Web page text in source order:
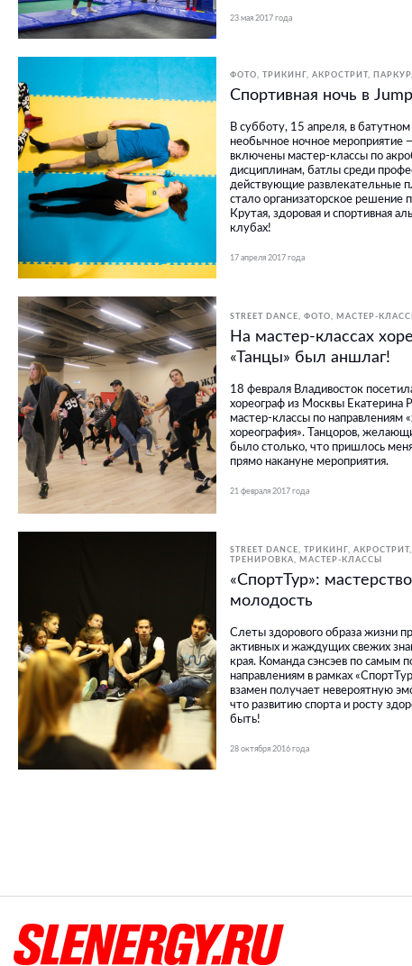
23 мая 2017 года
ФОТО ТРИКИНГ, АКРОСТРИТ,
Спортивная ночь в
В субботу, 15 апреля, в
необычное ночное мероприятие
включены мастер-классы по
дисциплинам, батлы среди
действующие развлекательные
стало организаторское решение
Крутая, здоровая и спортивная
клубах!
17 апреля 2017 года
STREET DANCE ФОТО МАСТЕР-
На мастер-классах
«Танцы» был аншлаг!
18 февраля Владивосток
хореограф из Москвы Екатерина
мастер-классы по направлениям
хореография». Танцоров,
было столько, что пришлось
прямо накануне мероприятия.
21 февраля 2017 года
STREET DANCE ТРИКИНГ,
ТРЕНИРОВКА
МАСТЕР-КЛАССЫ
«СпортТур»:
молодость
Слеты здорового образа жизни
активных и жаждущих свежих
края. Команда сэнсэев по
направлениям в рамках
взамен получает невероятную
что развитию спорта и росту
быть!
28 октября 2016 года